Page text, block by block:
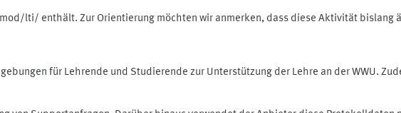
lti/ enthält. Zur Orientierung möchten wir anmerken, dass diese Aktivität bislang
für Lehrende und Studierende zur Unterstützung der Lehre an der WWU.